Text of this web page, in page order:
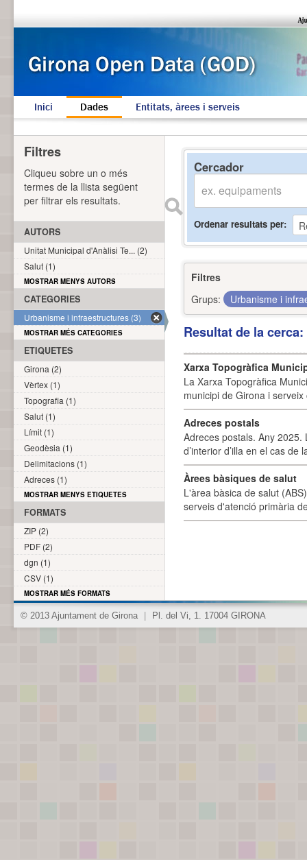
Inici Dades Entitats, àrees i serveis
Cercador
Ordenar resultats per
Filtres
Grups:
Urbanisme i
Resultat de la
Xarxa Topogràfica
La Xarxa Topogràfica
municipi de Girona i
Adreces postals
Adreces postals. Any 2025.
d’interior d’illa en el cas
Àrees bàsiques de salut
L'àrea bàsica de salut
serveis d'atenció primària
Filtres
Cliqueu sobre un o més
termes de la llista següent
per filtrar els resultats.
AUTORS
Unitat Municipal d'Anàlisi Te... (2)
Salut (1)
MOSTRAR MENYS AUTORS
CATEGORIES
Urbanisme i infraestructures (3)
MOSTRAR MÉS CATEGORIES
ETIQUETES
Girona (2)
Vèrtex (1)
Topografia (1)
Salut (1)
Límit (1)
Geodèsia (1)
Delimitacions (1)
Adreces (1)
MOSTRAR MENYS ETIQUETES
FORMATS
ZIP (2)
PDF (2)
dgn (1)
CSV (1)
MOSTRAR MÉS FORMATS
© 2013 Ajuntament de Girona Pl. del Vi, 1. 17004 GIRONA